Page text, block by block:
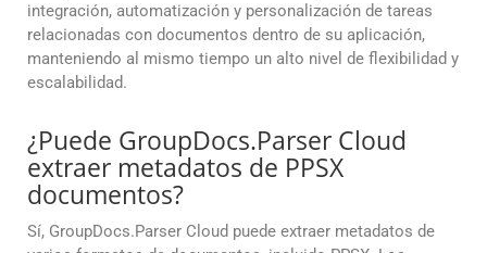
integración, automatización y personalización de tareas
relacionadas con documentos dentro de su aplicación,
manteniendo al mismo tiempo un alto nivel de flexibilidad y
escalabilidad.
¿Puede GroupDocs.Parser Cloud
extraer metadatos de PPSX
documentos?
Sí, GroupDocs.Parser Cloud puede extraer metadatos de